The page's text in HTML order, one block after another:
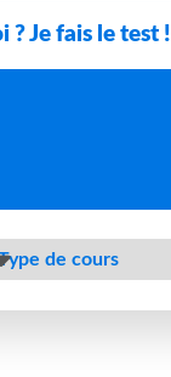
? Je fais le test !